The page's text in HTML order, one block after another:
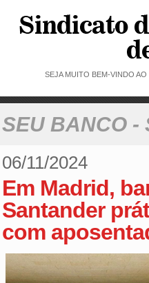
SEJA MUITO BEM-VINDO
SEU BANCO -
06/11/2024
Em Madrid,
Santander
com